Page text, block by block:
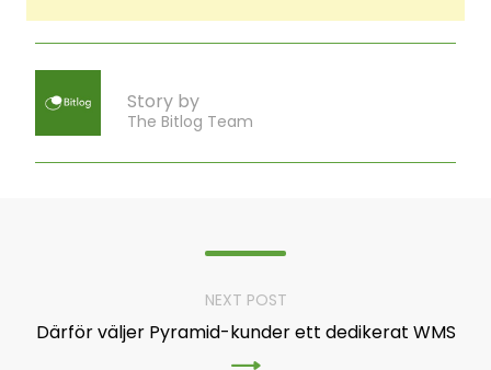
Story by
The Bitlog Team
NEXT POST
Därför väljer Pyramid-kunder ett dedikerat WMS